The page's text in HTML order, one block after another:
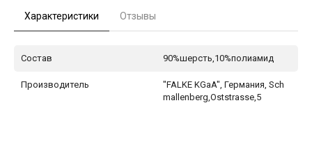
Характеристики Отзывы
Состав 90%шерсть,10%полиамид
Производитель
"FALKE KGaA", Германия, Sch
mallenberg,Oststrasse,5